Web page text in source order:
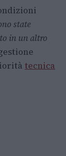
state
in un altro
tecnica